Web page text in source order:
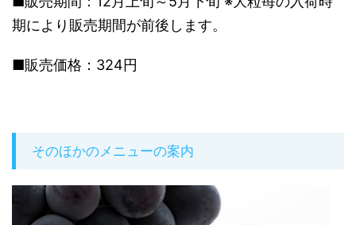
期により販売期間が前後します。
■販売価格：324円
そのほかのメニューの案内